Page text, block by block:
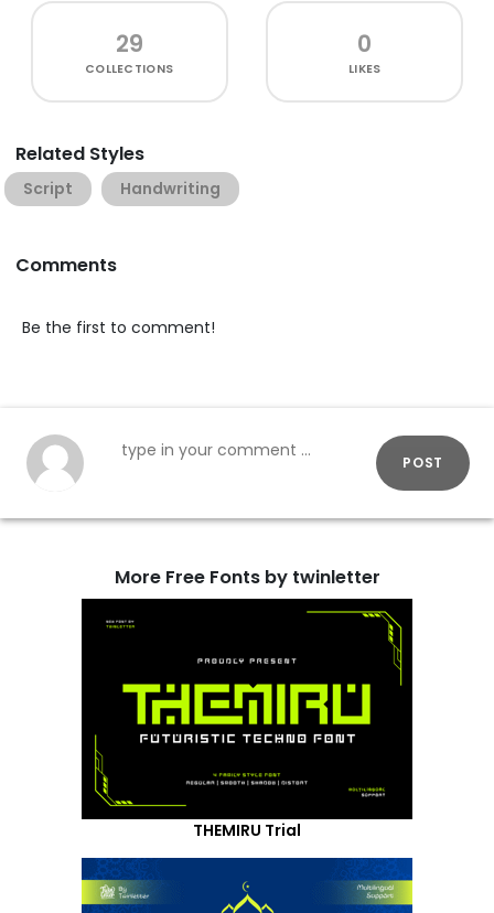
29
COLLECTIONS
0
LIKES
Related Styles
Script Handwriting
Comments
Be the first to comment!
POST
More Free Fonts by twinletter
THEMIRU Trial